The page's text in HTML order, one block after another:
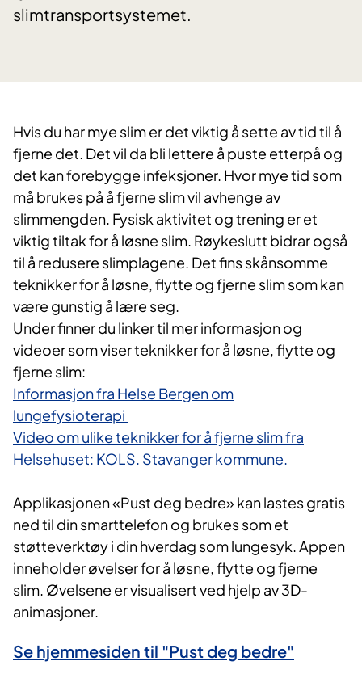
slimtransportsystemet.
Hvis du har mye slim er det viktig å sette av tid til å
fjerne det. Det vil da bli lettere å puste etterpå og
det kan forebygge infeksjoner. Hvor mye tid som
må brukes på å fjerne slim vil avhenge av
slimmengden. Fysisk aktivitet og trening er et
viktig tiltak for å løsne slim. Røykeslutt bidrar også
til å redusere slimplagene. Det fins skånsomme
teknikker for å løsne, flytte og fjerne slim som kan
være gunstig å lære seg.
Under finner du linker til mer informasjon og
videoer som viser teknikker for å løsne, flytte og
fjerne slim:
Informasjon fra Helse Bergen om
lungefysioterapi
Video om ulike teknikker for å fjerne slim fra
Helsehuset: KOLS. Stavanger kommune.
Applikasjonen «Pust deg bedre» kan lastes gratis
ned til din smarttelefon og brukes som et
støtteverktøy i din hverdag som lungesyk. Appen
inneholder øvelser for å løsne, flytte og fjerne
slim. Øvelsene er visualisert ved hjelp av 3D-
animasjoner.
Se hjemmesiden til "Pust deg bedre"